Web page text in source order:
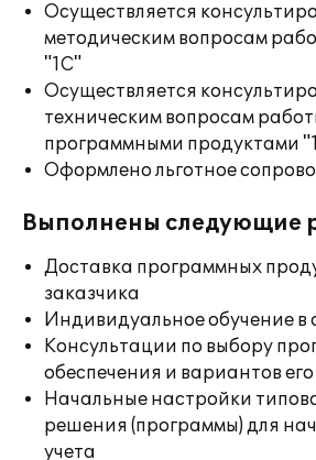
Осуществляется
методическим вопросам
"1С"
Осуществляется
техническим вопросам
программными продуктами
Оформлено льготное
Выполнены следующие
Доставка программных
заказчика
Индивидуальное обучение в
Консультации по выбору
обеспечения и вариантов
Начальные настройки
решения (программы) для
учета